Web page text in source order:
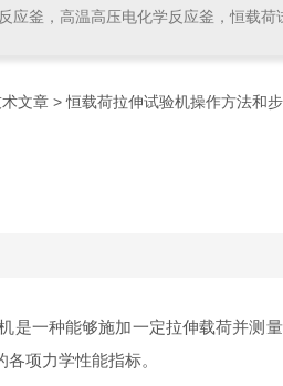
应釜，高温高压电化学反应釜，恒载
文章 > 恒载荷拉伸试验机操作方法和
种能够施加一定拉伸载荷并测量
项力学性能指标。